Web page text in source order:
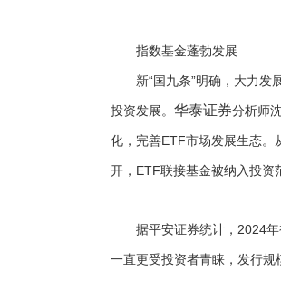
指数基金蓬勃发展
新“国九条”明确，大力发展
投资发展。 华泰证券分析师
化，完善ETF市场发展生态。
开，ETF联接基金被纳入投资
据平安证券统计，2024年
一直更受投资者青睐，发行